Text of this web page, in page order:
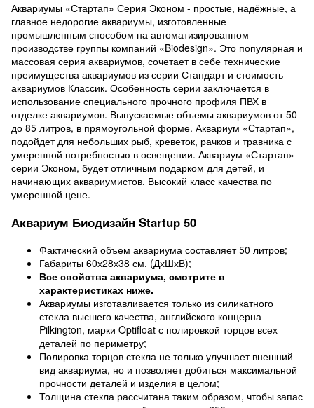
Аквариумы «Стартап» Серия Эконом - простые, надёжные, а
главное недорогие аквариумы, изготовленные
промышленным способом на автоматизированном
производстве группы компаний «Biodesign». Это популярная и
массовая серия аквариумов, сочетает в себе технические
преимущества аквариумов из серии Стандарт и стоимость
аквариумов Классик. Особенность серии заключается в
использование специального прочного профиля ПВХ в
отделке аквариумов. Выпускаемые объемы аквариумов от 50
до 85 литров, в прямоугольной форме. Аквариум «Стартап»,
подойдет для небольших рыб, креветок, рачков и травника с
умеренной потребностью в освещении. Аквариум «Стартап»
серии Эконом, будет отличным подарком для детей, и
начинающих аквариумистов. Высокий класс качества по
умеренной цене.
Аквариум Биодизайн Startup 50
Фактический объем аквариума составляет 50 литров;
Габариты 60х28х38 см. (ДхШхВ);
Все свойства аквариума, смотрите в
характеристиках ниже.
Аквариумы изготавливается только из силикатного
стекла высшего качества, английского концерна
Pilkington, марки Optifloat с полировкой торцов всех
деталей по периметру;
Полировка торцов стекла не только улучшает внешний
вид аквариума, но и позволяет добиться максимальной
прочности деталей и изделия в целом;
Толщина стекла рассчитана таким образом, чтобы запас